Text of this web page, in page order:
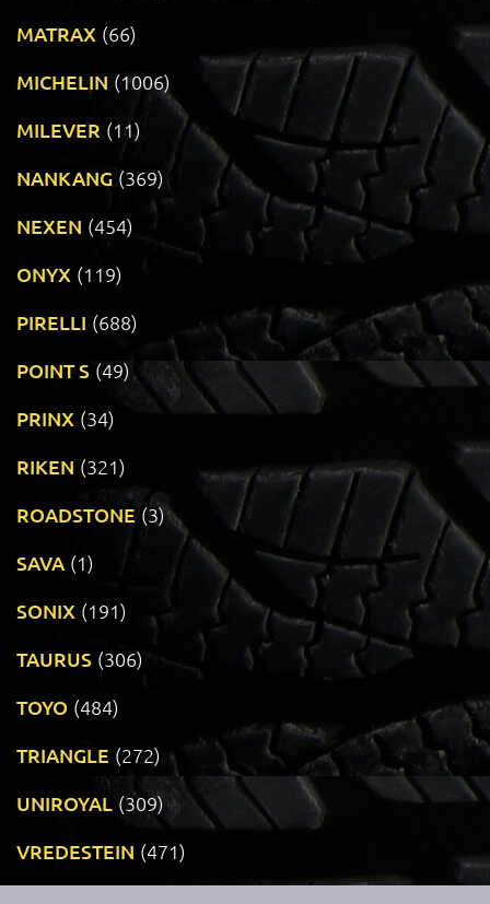
MATRAX (66)
MICHELIN (1006)
MILEVER (11)
NANKANG (369)
NEXEN (454)
ONYX (119)
PIRELLI (688)
POINT S (49)
PRINX (34)
RIKEN (321)
ROADSTONE (3)
SAVA (1)
SONIX (191)
TAURUS (306)
TOYO (484)
TRIANGLE (272)
UNIROYAL (309)
VREDESTEIN (471)